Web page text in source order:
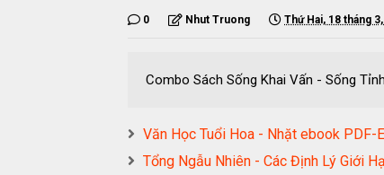
0 Nhut Truong Thứ Hai, 18 tháng
Combo Sách Sống Khai Vấn - Sống
Văn Học Tuổi Hoa - Nhặt ebook PDF-
Tổng Ngẫu Nhiên - Các Định Lý Giới